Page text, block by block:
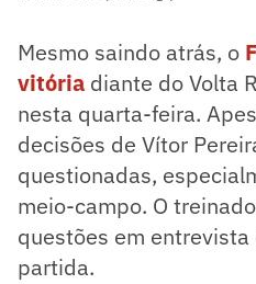
Mesmo saindo atrás, o
vitória diante do Volta
nesta quarta-feira.
decisões de Vítor
questionadas,
meio-campo. O
questões em
partida.